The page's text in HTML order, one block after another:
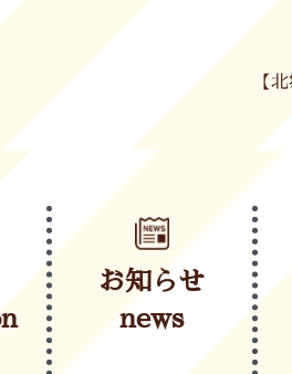
【
お知らせ
news